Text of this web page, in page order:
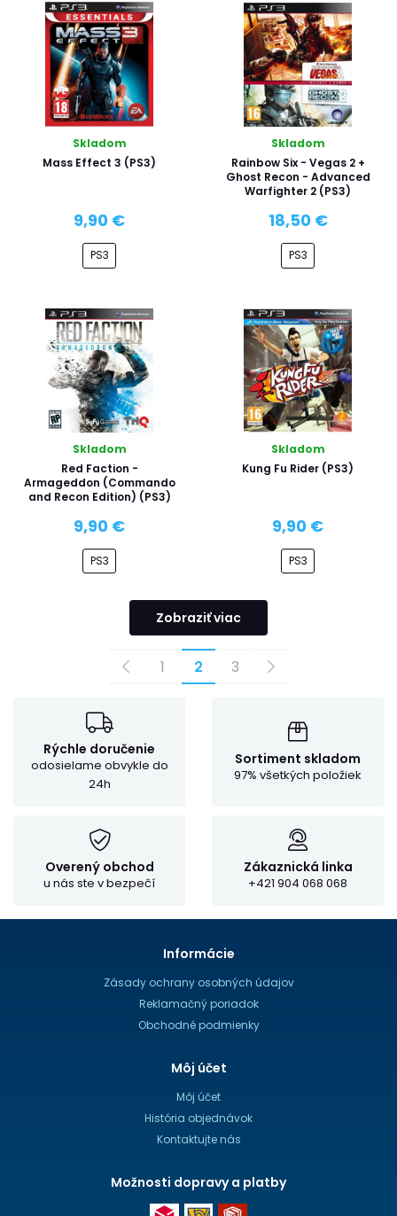
Skladom
Mass Effect 3 (PS3)
9,90 €
PS3
Skladom
Rainbow Six - Vegas 2 +
Ghost Recon - Advanced
Warfighter 2 (PS3)
18,50 €
PS3
Skladom
Red Faction -
Armageddon (Commando
and Recon Edition) (PS3)
9,90 €
PS3
Skladom
Kung Fu Rider (PS3)
9,90 €
PS3
Zobraziť viac
1 2 3
Rýchle doručenie
odosielame obvykle do
24h
Sortiment skladom
97% všetkých položiek
Overený obchod
u nás ste v bezpečí
Zákaznická linka
+421 904 068 068
Informácie
Zásady ochrany osobných údajov
Reklamačný poriadok
Obchodné podmienky
Môj účet
Môj účet
História objednávok
Kontaktujte nás
Možnosti dopravy a platby